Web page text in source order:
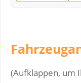
(Aufklappen, um